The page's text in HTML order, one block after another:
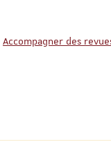
Accompagner des